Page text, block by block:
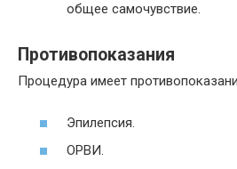
общее самочувствие.
Противопоказания
Процедура имеет
Эпилепсия.
ОРВИ.